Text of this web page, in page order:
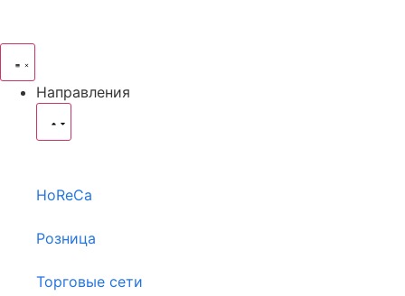
Направления
HoReCa
Розница
Торговые сети